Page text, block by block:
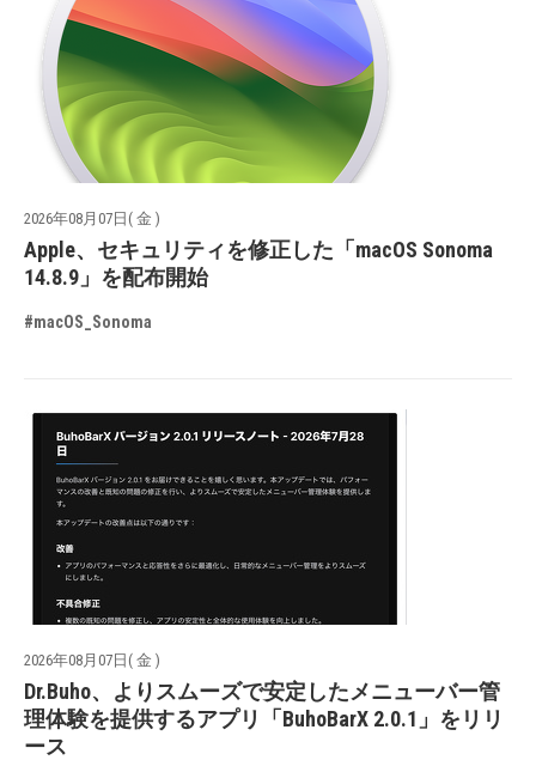
2026年08月07日( 金 )
Apple、セキュリティを修正した「macOS Sonoma
14.8.9」を配布開始
#macOS_Sonoma
2026年08月07日( 金 )
Dr.Buho、よりスムーズで安定したメニューバー管
理体験を提供するアプリ「BuhoBarX 2.0.1」をリリ
ース